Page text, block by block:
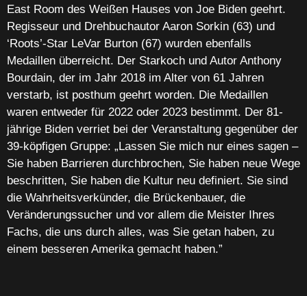
East Room des Weißen Hauses von Joe Biden geehrt.
Regisseur und Drehbuchautor Aaron Sorkin (63) und
‘Roots’-Star LeVar Burton (67) wurden ebenfalls
Medaillen überreicht. Der Starkoch und Autor Anthony
Bourdain, der im Jahr 2018 im Alter von 61 Jahren
verstarb, ist posthum geehrt worden. Die Medaillen
waren entweder für 2022 oder 2023 bestimmt. Der 81-
jährige Biden verriet bei der Veranstaltung gegenüber der
39-köpfigen Gruppe: „Lassen Sie mich nur eines sagen –
Sie haben Barrieren durchbrochen, Sie haben neue Wege
beschritten, Sie haben die Kultur neu definiert. Sie sind
die Wahrheitsverkünder, die Brückenbauer, die
Veränderungssucher und vor allem die Meister Ihres
Fachs, die uns durch alles, was Sie getan haben, zu
einem besseren Amerika gemacht haben.”